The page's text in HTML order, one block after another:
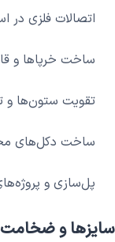
اتصالات فلزی در
ساخت خرپاها و
تقویت ستون‌ها و
ساخت دکل‌های
پل‌سازی و
سایزها و